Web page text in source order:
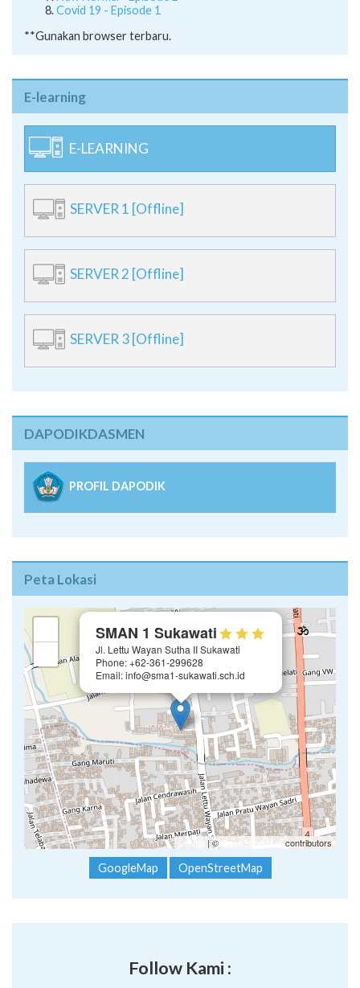
Covid 19 - Episode 1
**Gunakan browser terbaru.
E-learning
E-LEARNING
SERVER 1 [Offline]
SERVER 2 [Offline]
SERVER 3 [Offline]
DAPODIKDASMEN
PROFIL DAPODIK
Peta Lokasi
SMAN 1 Sukawati
Jl. Lettu Wayan Sutha II Sukawati
Phone: +62-361-299628
Email: info@sma1-sukawati.sch.id
Leaflet | ©OpenStreetMap contributors
GoogleMap OpenStreetMap
Follow Kami :